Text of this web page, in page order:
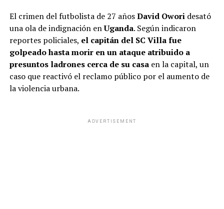
El crimen del futbolista de 27 añosDavid Owori desató
una ola de indignación enUganda. Según indicaron
reportes policiales, el capitán del SC Villa fue
golpeado hasta morir en un ataque atribuido a
presuntos ladrones cerca de su casaen la capital, un
caso que reactivó el reclamo público por el aumento de
la violencia urbana.
ADVERTISEMENT